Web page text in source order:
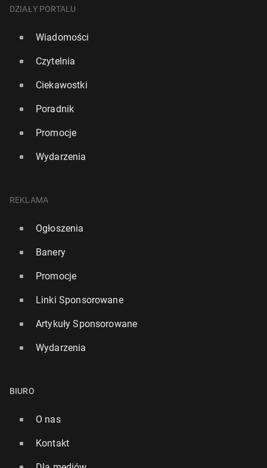
DZIAŁY PORTALU
Wiadomości
Czytelnia
Ciekawostki
Poradnik
Promocje
Wydarzenia
REKLAMA
Ogłoszenia
Banery
Promocje
Linki Sponsorowane
Artykuły Sponsorowane
Wydarzenia
BIURO
O nas
Kontakt